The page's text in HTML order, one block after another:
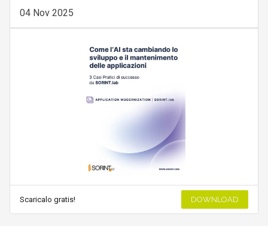
04 Nov 2025
Scaricalo gratis! DOWNLOAD